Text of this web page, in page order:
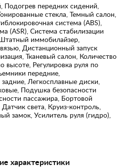
передних сидений,
стекла, Темный салон,
система (ABS),
(ASR), Система стабилизации
иммобилайзер,
Дистанционный запуск
Тканевый салон, Количество
высоте, Регулировка руля по
передние,
Легкосплавные диски,
Подушка безопасности
пассажира, Бортовой
света, Круиз-контроль,
замок, Усилитель руля (гидро),
характеристики